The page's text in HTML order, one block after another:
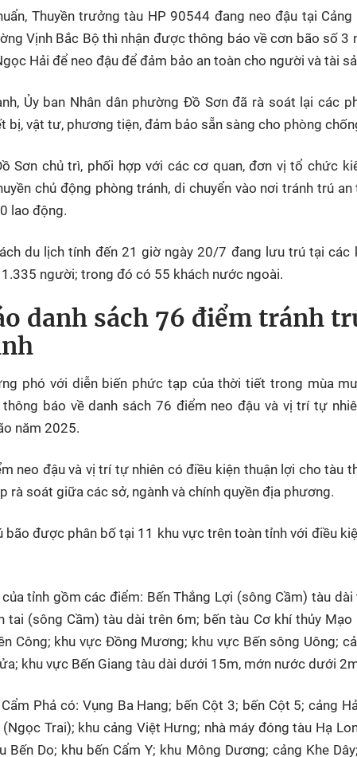
Thuyền trưởng tàu HP 90544 đang neo đậu tại
Vịnh Bắc Bộ thì nhận được thông báo về cơn bão số 3
Hải để neo đậu để đảm bảo an toàn cho người và tài
Ủy ban Nhân dân phường Đồ Sơn đã rà soát lại các
bị, vật tư, phương tiện, đảm bảo sẵn sàng cho phòng
Sơn chủ trì, phối hợp với các cơ quan, đơn vị tổ chức
chủ động phòng tránh, di chuyển vào nơi tránh trú
lao động.
du lịch tính đến 21 giờ ngày 20/7 đang lưu trú tại các
người; trong đó có 55 khách nước ngoài.
danh sách 76 điểm tránh
phó với diễn biến phức tạp của thời tiết trong mùa
thông báo về danh sách 76 điểm neo đậu và vị trí tự
năm 2025.
neo đậu và vị trí tự nhiên có điều kiện thuận lợi cho tàu
rà soát giữa các sở, ngành và chính quyền địa phương.
bão được phân bố tại 11 khu vực trên toàn tỉnh với điều
tỉnh gồm các điểm: Bến Thắng Lợi (sông Cầm) tàu
tai (sông Cầm) tàu dài trên 6m; bến tàu Cơ khí thủy
Công; khu vực Đồng Mương; khu vực Bến sông Uông;
khu vực Bến Giang tàu dài dưới 15m, mớn nước dưới
Phả có: Vụng Ba Hang; bến Cột 3; bến Cột 5; cảng
(Ngọc Trai); khu cảng Việt Hưng; nhà máy đóng tàu Hạ
Bến Do; khu bến Cẩm Y; khu Mông Dương; cảng Khe